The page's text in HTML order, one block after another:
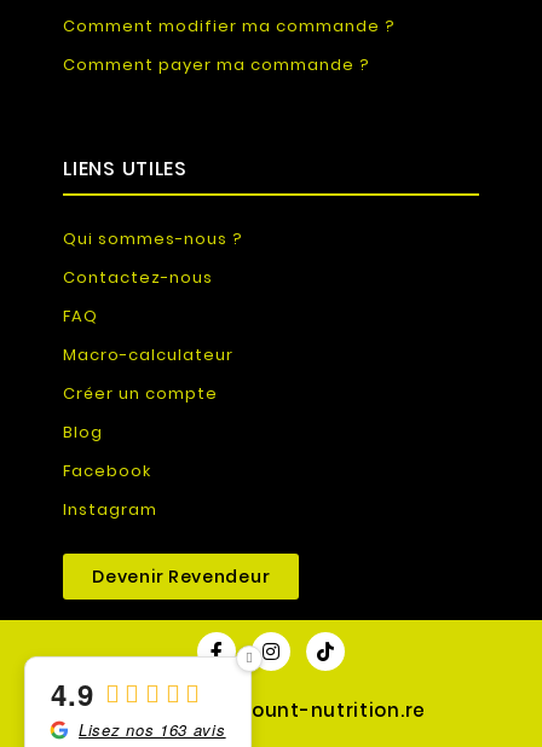
4.9
Lisez nos 163 avis
Comment modifier ma commande ?
Comment payer ma commande ?
LIENS UTILES
Qui sommes-nous ?
Contactez-nous
FAQ
Macro-calculateur
Créer un compte
Blog
Facebook
Instagram
Devenir Revendeur
© 2026 - discount-nutrition.re